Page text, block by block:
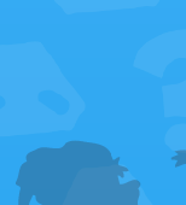
FOOTER
MENU